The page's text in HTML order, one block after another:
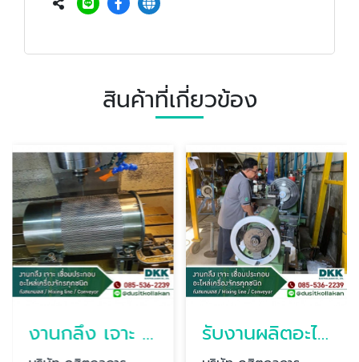
สินค้าที่เกี่ยวข้อง
งานกลึง เจาะ เชื่อมประกอบอะไหล่เครื่องจักร สมุทรสาคร รับงานผลิตอะไหล่เครื่องจักร งานตัดเลเซอร์ เพชรบุรี